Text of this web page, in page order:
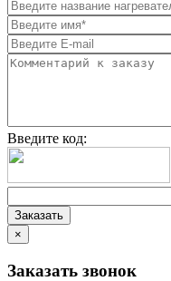
Введите код:
×
Заказать звонок